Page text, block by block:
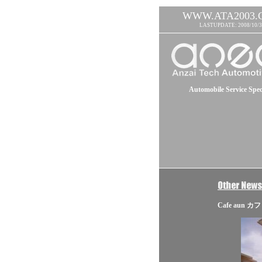
LASTUPDATE: 2008/10/
Automobile Service
Cafe aun カ